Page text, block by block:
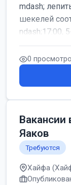
mdash;
шекелей
ndash;17:00,
дор...
0
Вакансии
Яаков
Требуются
Хайфа